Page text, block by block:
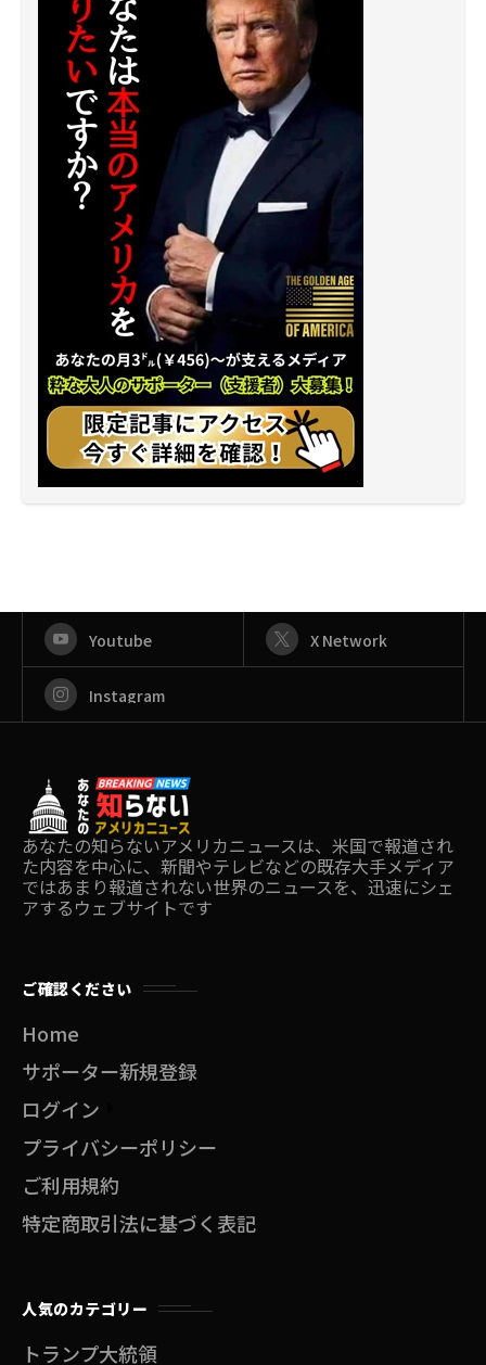
Youtube X Network
Instagram
あなたの知らないアメリカニュースは、米国で報道され
た内容を中心に、新聞やテレビなどの既存大手メディア
ではあまり報道されない世界のニュースを、迅速にシェ
アするウェブサイトです
ご確認ください
Home
サポーター新規登録
ログイン
プライバシーポリシー
ご利用規約
特定商取引法に基づく表記
人気のカテゴリー
トランプ大統領